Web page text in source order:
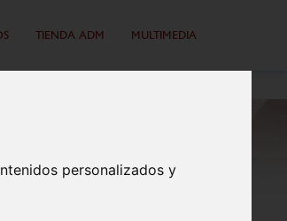
personalizados y
TIENDA ADM MULTIMEDIA